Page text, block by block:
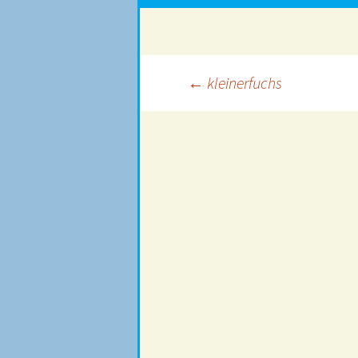
Beitragsnavigation
← kleinerfuchs